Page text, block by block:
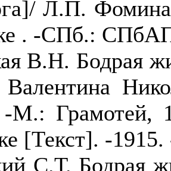
Л.П.
. -СПб.:
В.Н. Бодрая
Валентина
М.: Грамотей,
[Текст]. -
С.Т. Бодрая